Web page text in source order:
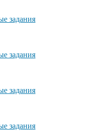
задания
задания
задания
задания